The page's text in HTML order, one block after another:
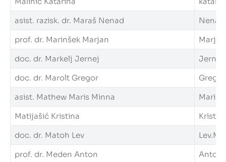
asist. razisk. dr. Maraš Nenad
prof. dr. Marinšek Marjan
doc. dr. Markelj Jernej
doc. dr. Marolt Gregor
asist. Mathew Maris Minna
Matijašić Kristina
doc. dr. Matoh Lev
prof. dr. Meden Anton